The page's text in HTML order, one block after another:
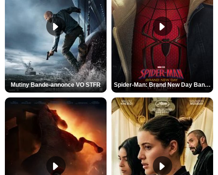
Mutiny Bande-annonce VO STFR Spider-Man: Brand New Day Bande-annonce VO STFR